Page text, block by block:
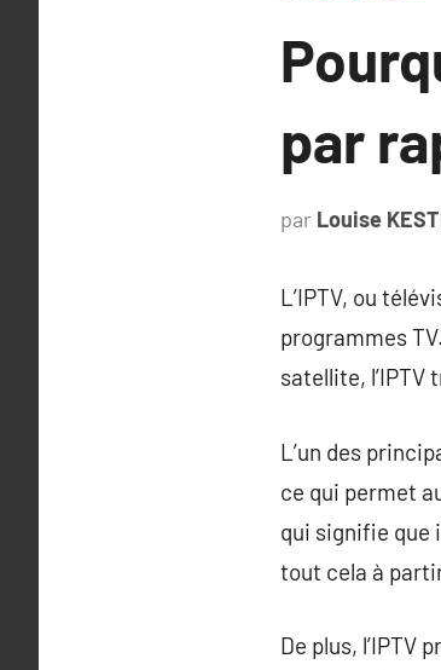
par
par Louise
L’IPTV, ou
programmes
satellite,
L’un des
ce qui permet
qui signifie que
tout cela à
De plus, l’IPTV